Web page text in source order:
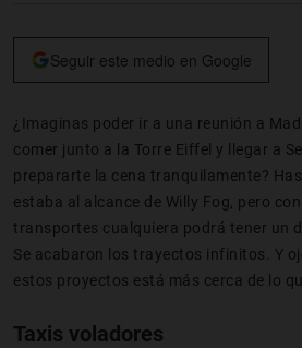
Seguir este medio en Google
¿Imaginas poder ir a una reunión a
comer junto a la Torre Eiffel y llegar a
prepararte la cena tranquilamente?
estaba al alcance de Willy Fog, pero
transportes cualquiera podrá tener un
Se acabaron los trayectos infinitos. Y
estos proyectos está más cerca de lo
Taxis voladores